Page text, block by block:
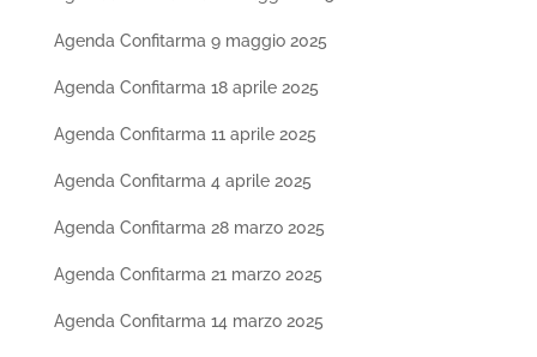
Agenda Confitarma 9 maggio 2025
Agenda Confitarma 18 aprile 2025
Agenda Confitarma 11 aprile 2025
Agenda Confitarma 4 aprile 2025
Agenda Confitarma 28 marzo 2025
Agenda Confitarma 21 marzo 2025
Agenda Confitarma 14 marzo 2025